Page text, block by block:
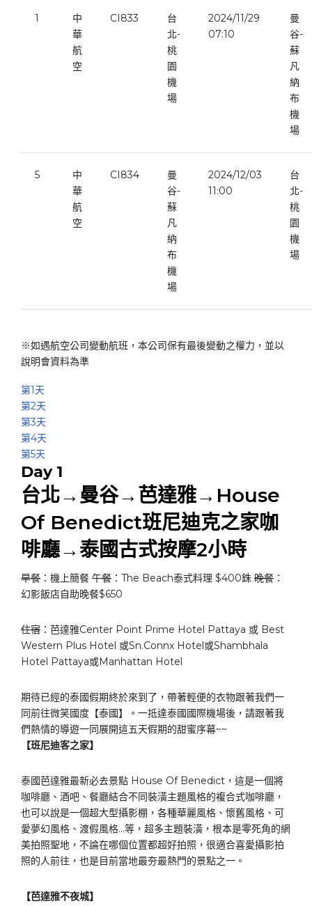
1
中
華
航
空
CI833
台
北-
桃
園
機
場
2024/11/29
07:10
曼
谷-
蘇
凡
納
布
機
場
5
中
華
航
空
CI834
曼
谷-
蘇
凡
納
布
機
場
2024/12/03
11:00
台
北-
桃
園
機
場
※如遇航空公司變動航班，本公司保有最後變動之權力，並以
說明會資料為準
第1天
第2天
第3天
第4天
第5天
Day 1
台北→曼谷→芭達雅→House
Of Benedict班尼迪克之家咖
啡廳→泰國古式按摩2小時
早餐 ：機上簡餐 午餐 ：The Beach泰式料理 $400銖 晚餐 ：
幻影飯店自助晚餐$650
住宿 ：芭達雅Center Point Prime Hotel Pattaya 或 Best
Western Plus Hotel 或Sn.Connx Hotel或Shambhala
Hotel Pattaya或Manhattan Hotel
期待已經的泰國假期終於來到了，帶著輕便的衣物跟著我們一
同前往微笑國度【泰國】。一抵達泰國國際機場後，請跟著我
們熱情的導遊一同展開這五天假期的甜蜜序幕~~
【班尼迪客之家】
泰國芭達雅最新必去景點 House Of Benedict，這是一個將
咖啡廳、酒吧、餐廳結合不同裝潢主題風格的複合式咖啡廳，
也可以說是一個超大型攝影棚，各種華麗風格、懷舊風格、可
愛夢幻風格、渡假風格…等，超多主題裝潢，根本是零死角的網
美拍照聖地，不論在哪個位置都超好拍照，很適合喜愛攝影拍
照的人前往，也是目前當地最夯最熱門的景點之一。
【芭達雅不夜城】